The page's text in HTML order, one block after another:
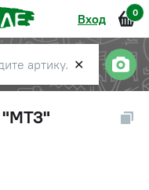
Вход 0
✕
"МТЗ"